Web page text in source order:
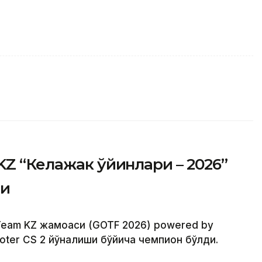
“Келажак ўйинлари – 2026”
KZ жамоаси (GOTF 2026) powered by
CS 2 йўналиши бўйича чемпион бўлди.